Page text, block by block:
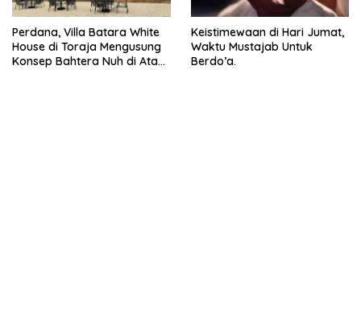
Perdana, Villa Batara White
House di Toraja Mengusung
Konsep Bahtera Nuh di Atas
Keistimewaan di Hari Jumat,
Waktu Mustajab Untuk
Berdo’a.